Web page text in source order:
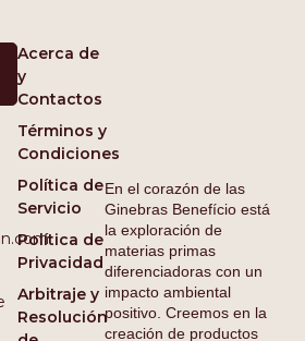
En el corazón de las
Ginebras Benefício está
la exploración de
materias primas
diferenciadoras con un
impacto ambiental
positivo. Creemos en la
creación de productos
Acerca de
y
Contactos
Términos y
Condiciones
Política de
Servicio
Política de
Privacidad
Arbitraje y
Resolución